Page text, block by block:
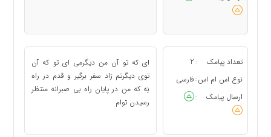
تعداد پیامک :
2
نوع اس ام اس : فارسی
ارسال پیامک
:
ای که تو آن من دیگرمی ای تو که آن
توی دیگرتم زاد سفر برگیر و قدم در راه
نِه که من در پایان راه بی صبرانه منتظر
رسیدن توام